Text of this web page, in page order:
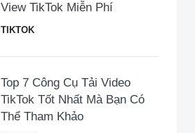
View TikTok Miễn Phí
TIKTOK
Top 7 Công Cụ Tải Video
TikTok Tốt Nhất Mà Bạn Có
Thể Tham Khảo